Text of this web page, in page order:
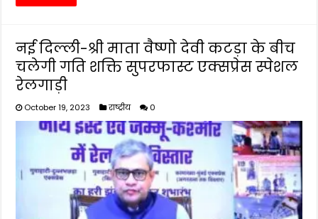
नई दिल्ली-श्री माता वैष्णो देवी कटड़ा के बीच
चलेगी गति शक्ति सुपरफास्ट एक्सप्रेस स्पेशल
रेलगाड़ी
October 19, 2023 राष्ट्रीय 0